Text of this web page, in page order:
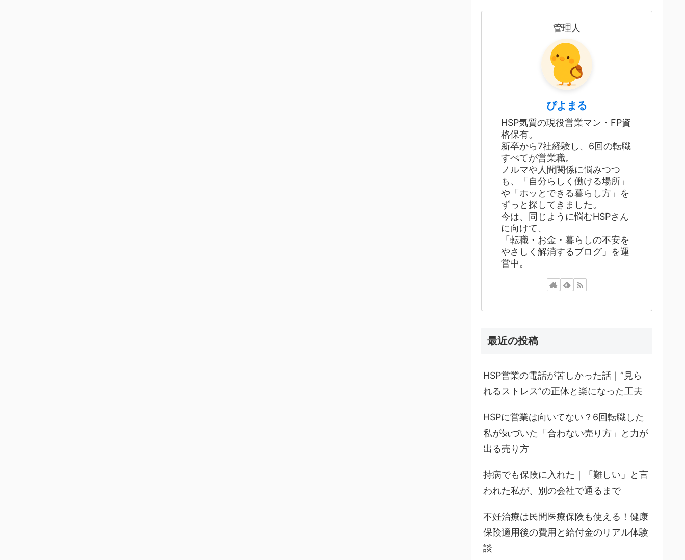
管理人
ぴよまる
HSP気質の現役営業マン・FP資
格保有。
新卒から7社経験し、6回の転職
すべてが営業職。
ノルマや人間関係に悩みつつ
も、「自分らしく働ける場所」
や「ホッとできる暮らし方」を
ずっと探してきました。
今は、同じように悩むHSPさん
に向けて、
「転職・お金・暮らしの不安を
やさしく解消するブログ」を運
営中。
最近の投稿
HSP営業の電話が苦しかった話｜”見ら
れるストレス”の正体と楽になった工夫
HSPに営業は向いてない？6回転職した
私が気づいた「合わない売り方」と力が
出る売り方
持病でも保険に入れた｜「難しい」と言
われた私が、別の会社で通るまで
不妊治療は民間医療保険も使える！健康
保険適用後の費用と給付金のリアル体験
談